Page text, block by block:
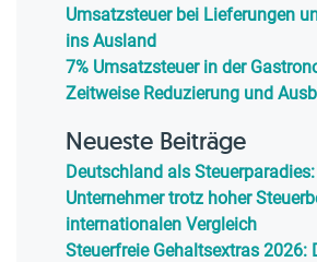
Umsatzsteuer bei Lieferungen
ins Ausland
7% Umsatzsteuer in der
Zeitweise Reduzierung und
Neueste Beiträge
Deutschland als
Unternehmer trotz hoher
internationalen Vergleich
Steuerfreie Gehaltsextras 2026: